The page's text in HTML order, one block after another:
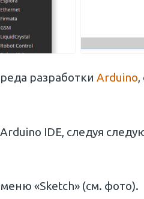
разработкиArduino,
IDE, следуя
«Sketch» (см. фото).